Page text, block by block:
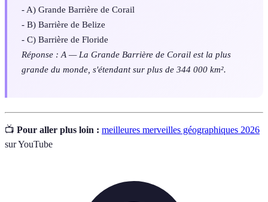
- A) Grande Barrière de Corail
- B) Barrière de Belize
- C) Barrière de Floride
Réponse : A — La Grande Barrière de Corail est la plus
grande du monde, s'étendant sur plus de 344 000 km².
📺 Pour aller plus loin : meilleures merveilles géographiques 2026
sur YouTube